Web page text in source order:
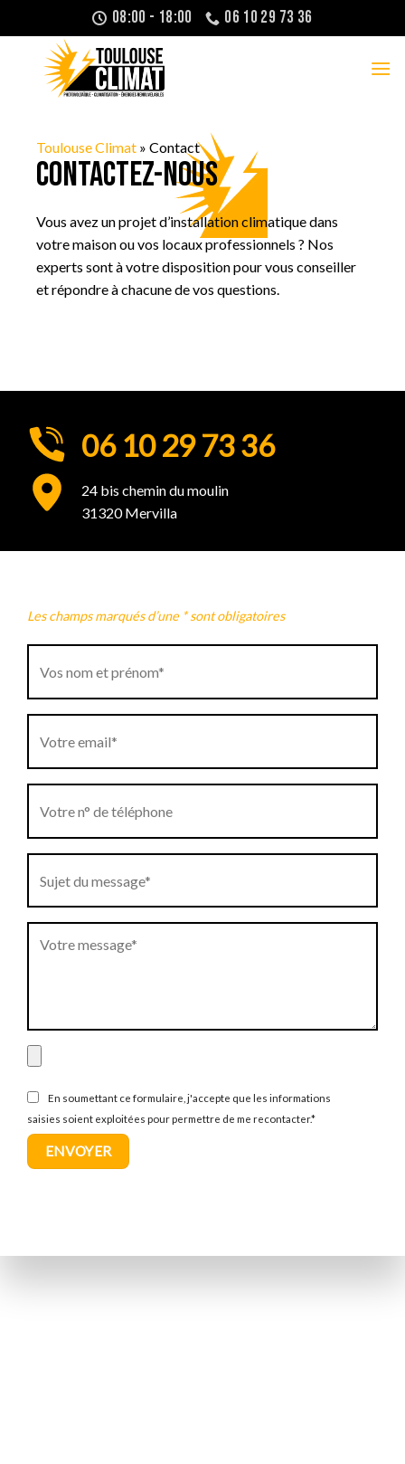
au
contenu
08:00 - 18:00 06 10 29 73 36
Toulouse Climat » Contact
Contactez-nous
Vous avez un projet d’installation climatique dans
votre maison ou vos locaux professionnels ? Nos
experts sont à votre disposition pour vous conseiller
et répondre à chacune de vos questions.
06 10 29 73 36
24 bis chemin du moulin
31320 Mervilla
Les champs marqués d’une * sont obligatoires
En soumettant ce formulaire, j'accepte que les informations
saisies soient exploitées pour permettre de me recontacter.*